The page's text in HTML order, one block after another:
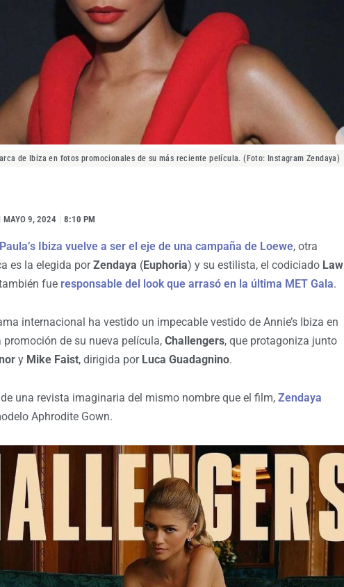
de Ibiza en fotos promocionales de su más reciente película. (Foto: Instagram Zendaya)
I MAYO 9, 2024 8:10 PM
Paula’s Ibiza vuelve a ser el eje de una campaña de Loewe, otra
es la elegida porZendaya (Euphoria) y su estilista, el codiciado Law
fue responsable del look que arrasó en la última MET Gala.
internacional ha vestido un impecable vestido de Annie’s Ibiza en
promoción de su nueva película, Challengers, que protagoniza junto
y Mike Faist, dirigida por Luca Guadagnino.
una revista imaginaria del mismo nombre que el film, Zendaya
Aphrodite Gown.